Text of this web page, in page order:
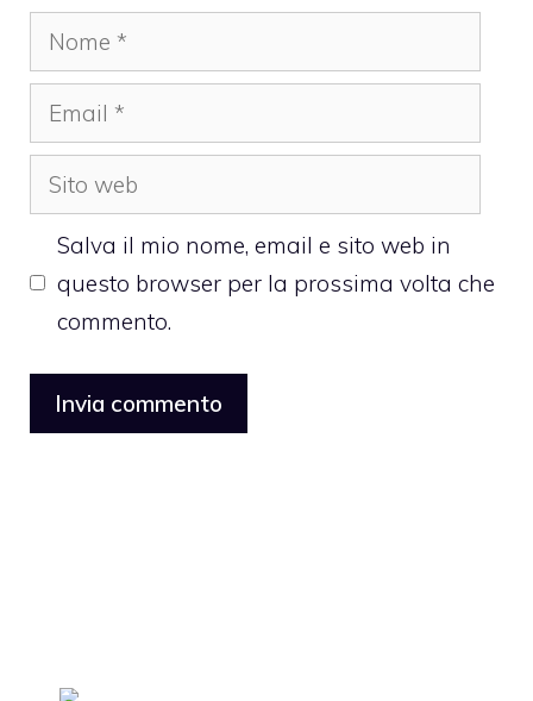
Nome
Email
Sito
web
Salva il mio nome, email e sito web in
questo browser per la prossima volta che
commento.